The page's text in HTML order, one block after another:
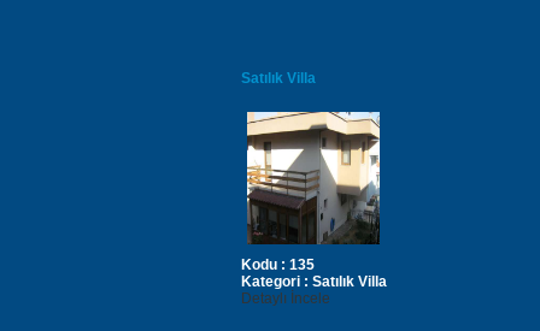
Satılık Villa
Kodu : 135
Kategori : Satılık Villa
Detaylı İncele